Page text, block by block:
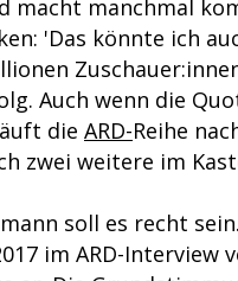
macht manchmal
'Das könnte ich
Auch wenn die
die ARD-Reihe
zwei weitere im
soll es recht
im ARD-